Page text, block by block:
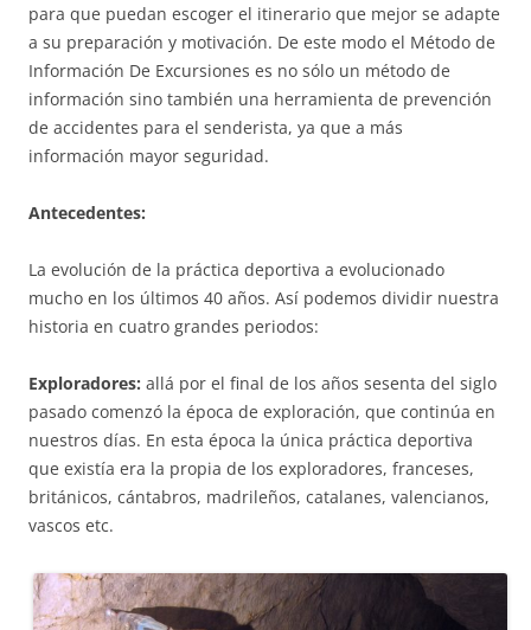
para que puedan escoger el itinerario que mejor se adapte
a su preparación y motivación. De este modo el Método de
Información De Excursiones es no sólo un método de
información sino también una herramienta de prevención
de accidentes para el senderista, ya que a más
información mayor seguridad.
Antecedentes:
La evolución de la práctica deportiva a evolucionado
mucho en los últimos 40 años. Así podemos dividir nuestra
historia en cuatro grandes periodos:
Exploradores: allá por el final de los años sesenta del siglo
pasado comenzó la época de exploración, que continúa en
nuestros días. En esta época la única práctica deportiva
que existía era la propia de los exploradores, franceses,
británicos, cántabros, madrileños, catalanes, valencianos,
vascos etc.